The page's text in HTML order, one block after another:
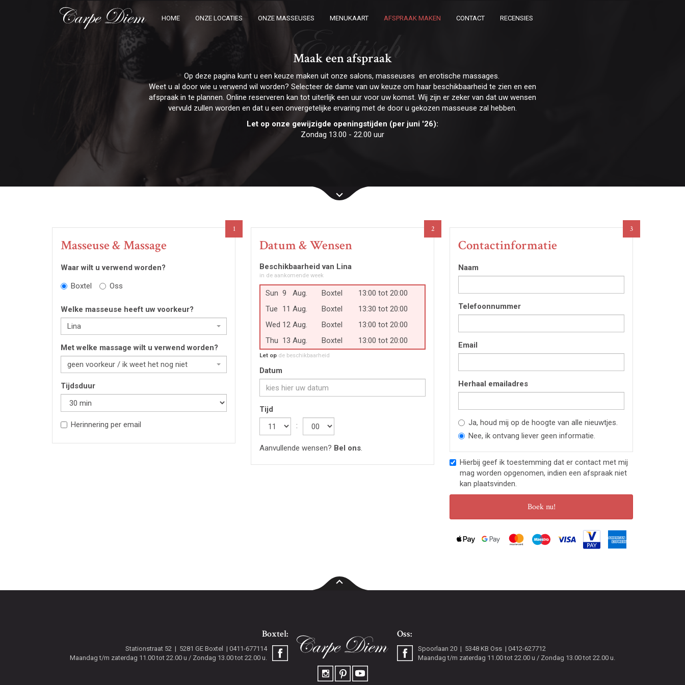
Maak een afspraak
Erotisch
Op deze pagina kunt u een keuze maken uit onze salons, masseuses en erotische massages.
Weet u al door wie u verwend wil worden? Selecteer de dame van uw keuze om haar beschikbaarheid te zien en een
afspraak in te plannen. Online reserveren kan tot uiterlijk een uur voor uw komst. Wij zijn er zeker van dat uw wensen
vervuld zullen worden en dat u een onvergetelijke ervaring met de door u gekozen masseuse zal hebben.
Let op onze gewijzigde openingstijden (per juni '26):
Zondag 13.00 - 22.00 uur
1
Masseuse & Massage
Waar wilt u verwend worden?
Boxtel
Oss
Welke masseuse heeft uw voorkeur?
Lina
Met welke massage wilt u verwend worden?
geen voorkeur / ik weet het nog niet
Tijdsduur
Herinnering per email
2
Datum & Wensen
Beschikbaarheid van Lina
in de aankomende week
Sun 9 Aug. Boxtel
13:00 tot 20:00
Tue
11 Aug. Boxtel
13:30 tot 20:00
Wed 12 Aug. Boxtel
13:00 tot 20:00
Thu 13 Aug. Boxtel 13:00 tot 20:00
Let op de beschikbaarheid
Datum
Tijd
Hour
:
Aanvullende wensen? Bel ons.
3
Contactinformatie
Naam
Telefoonnummer
Email
Herhaal emailadres
Ja, houd mij op de hoogte van alle nieuwtjes.
Nee, ik ontvang liever geen informatie.
Hierbij geef ik toestemming dat er contact met mij
mag worden opgenomen, indien een afspraak niet
kan plaatsvinden.
Boek nu!
Boxtel:
Stationstraat 52 5281 GE Boxtel
0411-677114
Maandag t/m zaterdag 11.00 tot 22.00 u / Zondag 13.00 tot 22.00 u.
Oss:
Spoorlaan 20 5348 KB Oss
0412-627712
Maandag t/m zaterdag 11.00 tot 22.00 u / Zondag 13.00 tot 22.00 u.
HOME ONZE LOCATIES ONZE MASSEUSES MENUKAART AFSPRAAK MAKEN CONTACT RECENSIES